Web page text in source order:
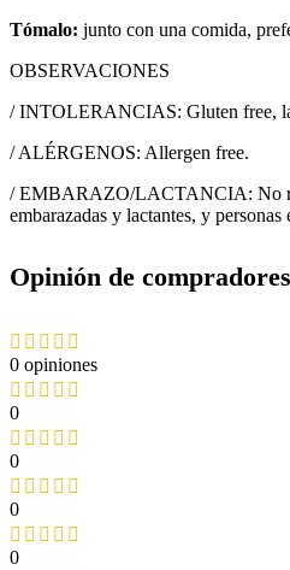
Tómalo: junto con una comida,
OBSERVACIONES
/ INTOLERANCIAS: Gluten free,
/ ALÉRGENOS: Allergen free.
/ EMBARAZO/LACTANCIA: No
embarazadas y lactantes, y
Opinión de compradores
0 opiniones
0
0
0
0